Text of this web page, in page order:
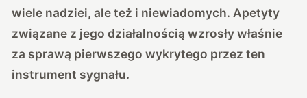
wiele nadziei, ale też i niewiadomych. Apetyty
związane z jego działalnością wzrosły właśnie
za sprawą pierwszego wykrytego przez ten
instrument sygnału.